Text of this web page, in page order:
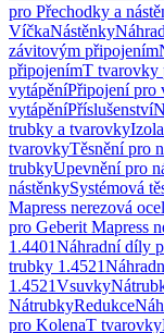
pro Přechodky a
VíčkaNástěnky
závitovým připojením
připojenímT tvarovky
vytápěníPřipojení pro
vytápěníPříslušenství
trubky a tvarovky
tvarovkyTěsnění pro
trubkyUpevnění pro
nástěnkySystémová
Mapress nerezová ocel
pro Geberit Mapress
1.4401Náhradní díly
trubky 1.4521
1.4521Vsuvky
NátrubkyRedukce
pro KolenaT tvarovky